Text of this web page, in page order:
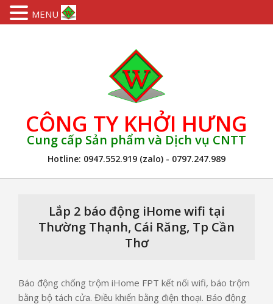
CÔNG TY KHỞI HƯNG
Cung cấp Sản phẩm và Dịch vụ CNTT
Hotline: 0947.552.919 (zalo) - 0797.247.989
Lắp 2 báo động iHome wifi tại
Thường Thạnh, Cái Răng, Tp Cần
Thơ
Báo động chống trộm iHome FPT kết nối wifi, báo trộm
bằng bộ tách cửa. Điều khiển bằng điện thoại. Báo động
MENU